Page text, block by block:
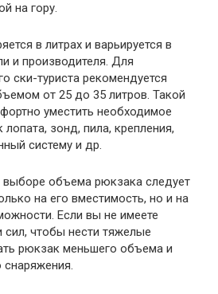
на гору.
в литрах и варьируется в
и производителя. Для
ски-туриста рекомендуется
от 25 до 35 литров. Такой
уместить необходимое
зонд, пила, крепления,
систему и др.
выборе объема рюкзака следует
на его вместимость, но и на
Если вы не имеете
сил, чтобы нести тяжелые
рюкзак меньшего объема и
снаряжения.